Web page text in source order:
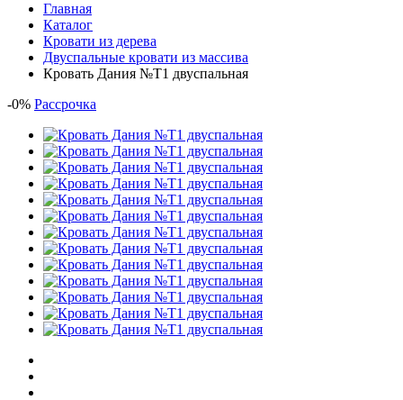
Главная
Каталог
Кровати из дерева
Двуспальные кровати из массива
Кровать Дания №Т1 двуспальная
-0% Рассрочка